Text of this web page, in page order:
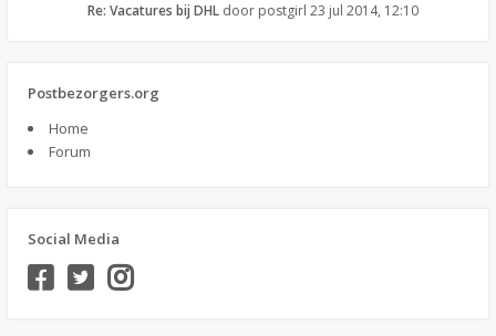
Re: Vacatures bij DHL door postgirl 23 jul 2014, 12:10
Postbezorgers.org
Home
Forum
Social Media